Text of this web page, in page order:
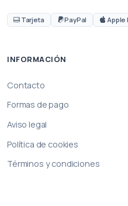
Tarjeta PayPal Apple
INFORMACIÓN
Contacto
Formas de pago
Aviso legal
Política de cookies
Términos y condiciones